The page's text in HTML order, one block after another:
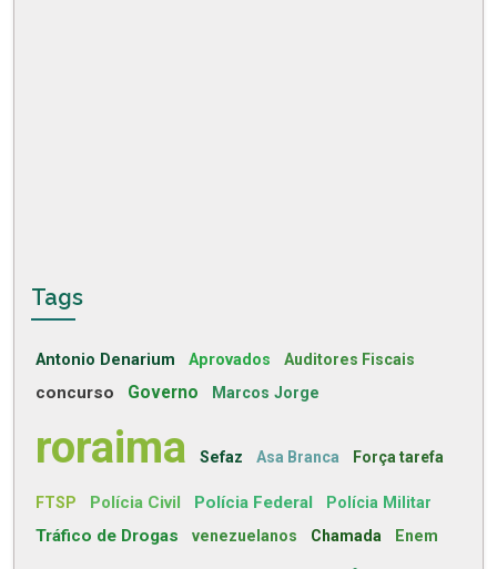
Tags
Antonio Denarium Aprovados Auditores Fiscais
concurso Governo Marcos Jorge
roraima Sefaz Asa Branca Força tarefa
FTSP Polícia Civil Polícia Federal Polícia Militar
Tráfico de Drogas venezuelanos Chamada Enem